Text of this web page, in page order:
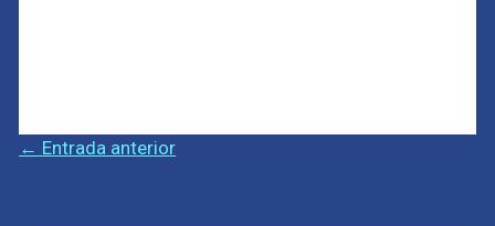
← Entrada anterior